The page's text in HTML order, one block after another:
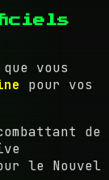
vous
pour vos
de
le Nouvel